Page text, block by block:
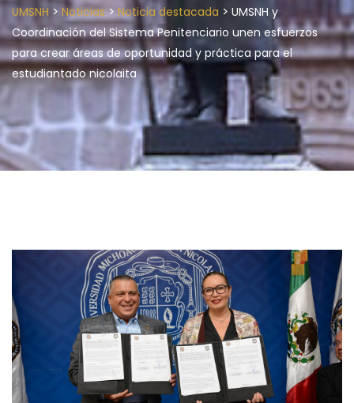
UMSNH > Noticias>Noticia destacada > UMSNH y
Coordinación del Sistema Penitenciario unen esfuerzos
para crear áreas de oportunidad y práctica para el
estudiantado nicolaita